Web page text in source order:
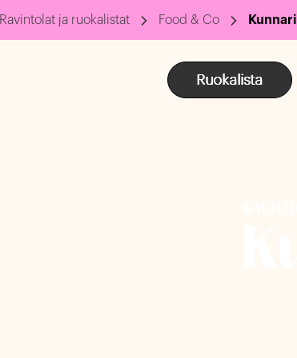
Ravintolat ja ruokalistat Food & Co Kunnari
Ruokalista